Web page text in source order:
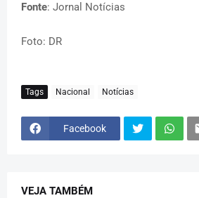
Fonte: Jornal Notícias
Foto: DR
Tags Nacional Notícias
Facebook
VEJA TAMBÉM